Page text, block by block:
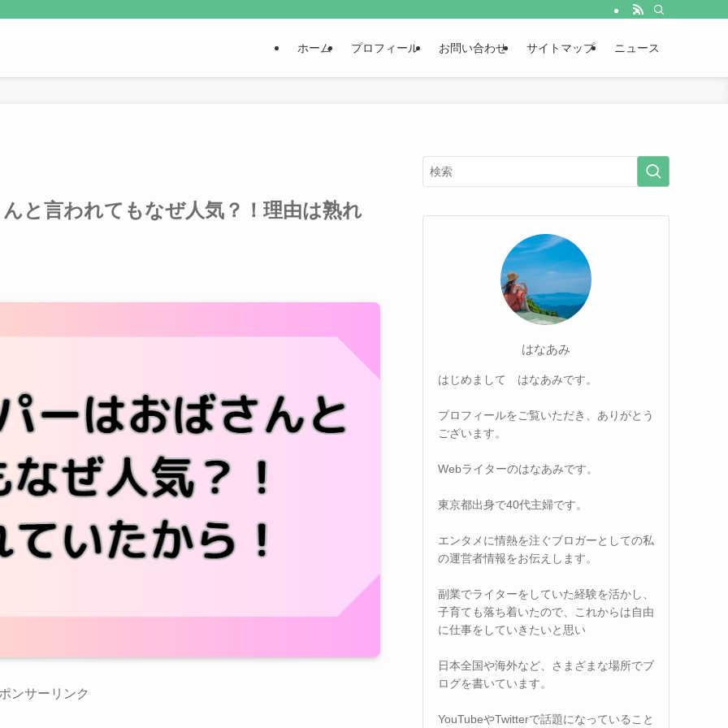
ホーム プロフィール お問い合わせ サイトマップ ニュース
と言われてもなぜ人気？！理由は熟れ
ンサーリンク
はなあみ
はじめまして はなあみです。
プロフィールをご覧いただき、ありがとう
ございます。
Webライターのはなあみです。
東京都出身で40代主婦です。
エンタメに情熱を注ぐブロガーとしての私
の運営者情報をお伝えします。
副業でライターをしていた経験を活かし、
子育ても落ち着いたので、これからは自由
に仕事をしていきたいと思い
日本全国や海外など、さまざまな場所でブ
ログを書いています。
YouTubeやTwitterで話題になっていること